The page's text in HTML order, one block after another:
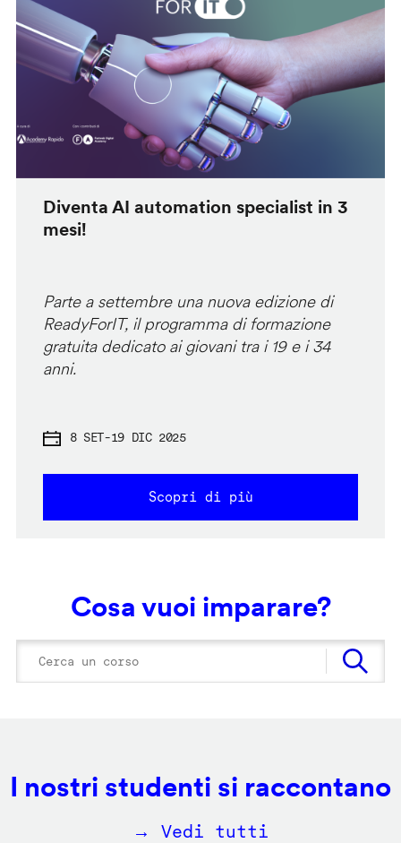
Diventa AI automation specialist in 3
mesi!
Parte a settembre una nuova edizione di
ReadyForIT, il programma di formazione
gratuita dedicato ai giovani tra i 19 e i 34
anni.
8 SET-19 DIC 2025
Scopri di più
Cosa vuoi imparare?
I nostri studenti si raccontano
→ Vedi tutti